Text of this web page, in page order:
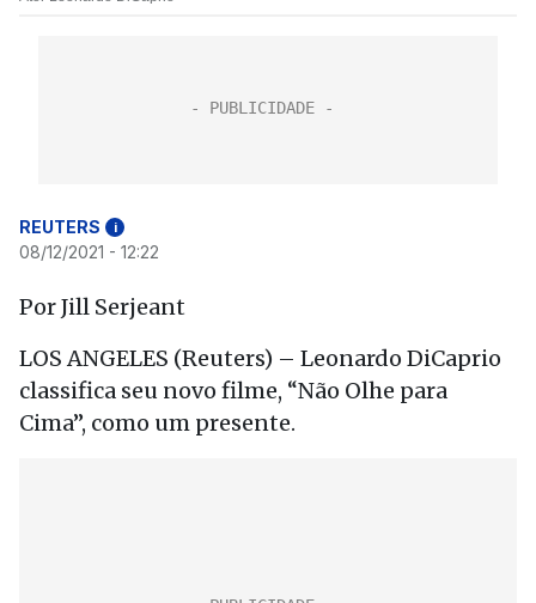
REUTERS i
08/12/2021 - 12:22
Por Jill Serjeant
LOS ANGELES (Reuters) – Leonardo DiCaprio
classifica seu novo filme, “Não Olhe para
Cima”, como um presente.